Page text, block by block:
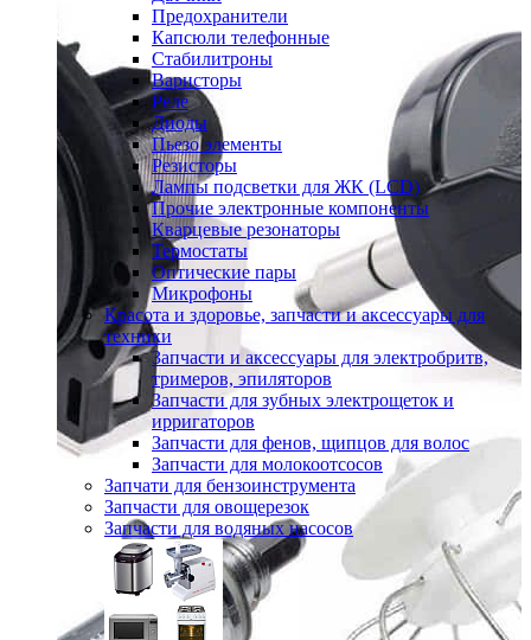
Предохранители
Капсюли телефонные
Стабилитроны
Варисторы
Реле
Диоды
Пьезо элементы
Резисторы
Лампы подсветки для ЖК (LCD)
Прочие электронные компоненты
Кварцевые резонаторы
Термостаты
Оптические пары
Микрофоны
Красота и здоровье, запчасти и аксессуары для
техники
Запчасти и аксессуары для электробритв,
тримеров, эпиляторов
Запчасти для зубных электрощеток и
ирригаторов
Запчасти для фенов, щипцов для волос
Запчасти для молокоотсосов
Запчати для бензоинструмента
Запчасти для овощерезок
Запчасти для водяных насосов